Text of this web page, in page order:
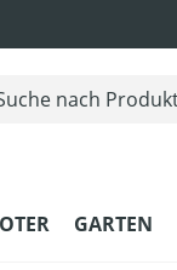
GARTEN